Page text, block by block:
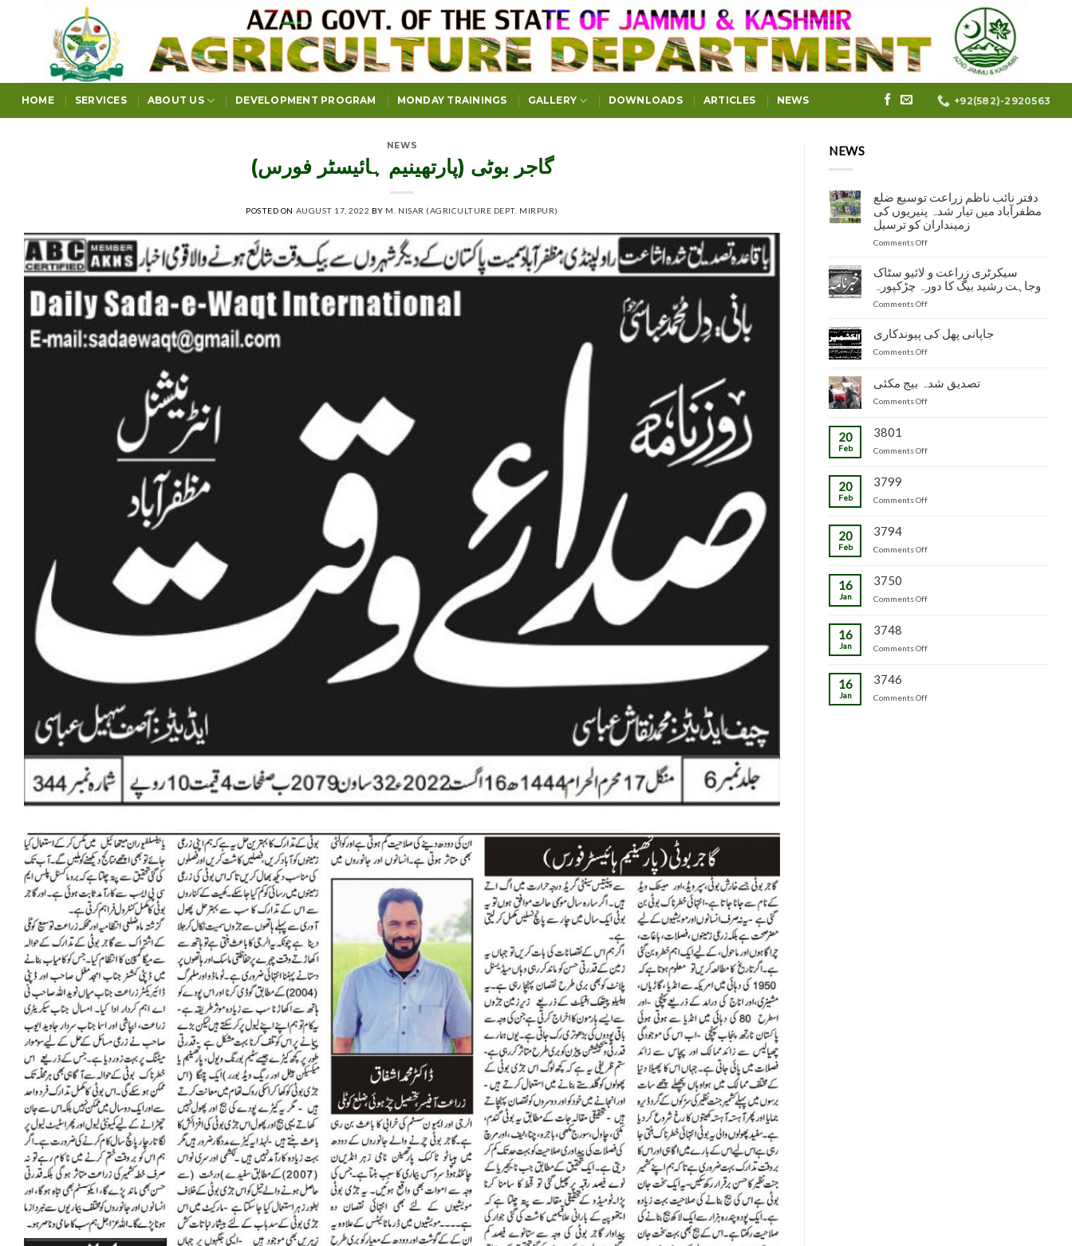
HOME SERVICES ABOUT US DEVELOPMENT PROGRAM MONDAY TRAININGS GALLERY DOWNLOADS ARTICLES NEWS +92(582)-2920563
NEWS
گاجر بوٹی (پارتھینیم ہائیسٹر فورس)
POSTED ON AUGUST 17, 2022 BY M. NISAR (AGRICULTURE DEPT. MIRPUR)
NEWS
دفتر نائب ناظم زراعت توسیع ضلع
مظفرآباد میں تیار شدہ پنیریوں کی
زمینداران کو ترسیل
Comments Offon
ناظم
زراعت
توسیع
مظفرآباد
پنیریوں
سیکرٹری زراعت و لائیو سٹاک
وجاہت رشید بیگ کا دورہ چڑکپورہ
Comments Offon
زراعت
و
لائیو
وجاہت
جاپانی پھل کی پیوندکاری
Comments Offon
کی
پیوندکاری
تصدیق شدہ بیج مکئی
Comments Offon
مکئی
20
Feb
3801
Comments Offon
20
Feb
3799
Comments Offon
20
Feb
3794
Comments Offon
16
Jan
3750
Comments Offon
16
Jan
3748
Comments Offon
16
Jan
3746
Comments Offon